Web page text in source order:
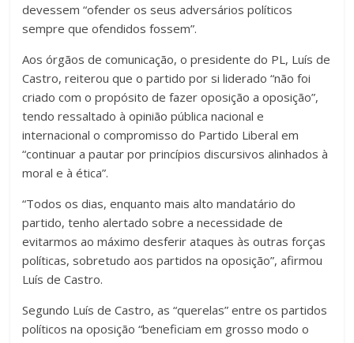
devessem “ofender os seus adversários políticos
sempre que ofendidos fossem”.
Aos órgãos de comunicação, o presidente do PL, Luís de
Castro, reiterou que o partido por si liderado “não foi
criado com o propósito de fazer oposição a oposição”,
tendo ressaltado à opinião pública nacional e
internacional o compromisso do Partido Liberal em
“continuar a pautar por princípios discursivos alinhados à
moral e à ética”.
“Todos os dias, enquanto mais alto mandatário do
partido, tenho alertado sobre a necessidade de
evitarmos ao máximo desferir ataques às outras forças
políticas, sobretudo aos partidos na oposição”, afirmou
Luís de Castro.
Segundo Luís de Castro, as “querelas” entre os partidos
políticos na oposição “beneficiam em grosso modo o